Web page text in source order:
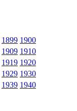
1899 1900
1909 1910
1919 1920
1929 1930
1939 1940